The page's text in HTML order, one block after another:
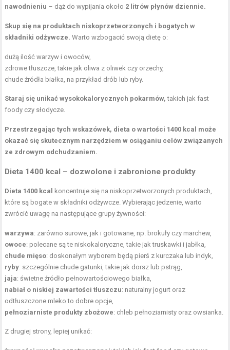
nawodnieniu – dąż do wypijania około 2 litrów płynów dziennie.
Skup się na produktach niskoprzetworzonych i bogatych w
składniki odżywcze. Warto wzbogacić swoją dietę o:
dużą ilość warzyw i owoców,
zdrowe tłuszcze, takie jak oliwa z oliwek czy orzechy,
chude źródła białka, na przykład drób lub ryby.
Staraj się unikać wysokokalorycznych pokarmów, takich jak fast
foody czy słodycze.
Przestrzegając tych wskazówek, dieta o wartości 1400 kcal może
okazać się skutecznym narzędziem w osiąganiu celów związanych
ze zdrowym odchudzaniem.
Dieta 1400 kcal – dozwolone i zabronione produkty
Dieta 1400 kcal
koncentruje się na niskoprzetworzonych produktach,
które są bogate w składniki odżywcze. Wybierając jedzenie, warto
zwrócić uwagę na następujące grupy żywności:
warzywa: zarówno surowe, jak i gotowane, np. brokuły czy marchew,
owoce: polecane są te niskokaloryczne, takie jak truskawki i jabłka,
chude mięso: doskonałym wyborem będą pierś z kurczaka lub indyk,
ryby: szczególnie chude gatunki, takie jak dorsz lub pstrąg,
jaja: świetne źródło pełnowartościowego białka,
nabiał o niskiej zawartości tłuszczu: naturalny jogurt oraz
odtłuszczone mleko to dobre opcje,
pełnoziarniste produkty zbożowe: chleb pełnoziarnisty oraz owsianka.
Z drugiej strony, lepiej unikać: